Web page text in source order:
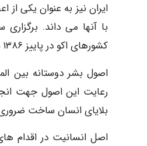
ایران نیز به عنوان یکی
با آنها می داند.
کشورهای اکو در پاییز ۱۳۸۶ در تهران، نشان دهنده توجه ویژه ایران به این امر است.
اصول بشر دوستانه بین
رعایت این اصول جهت
بلایای انسان ساخت
اصل انسانیت در اقدام